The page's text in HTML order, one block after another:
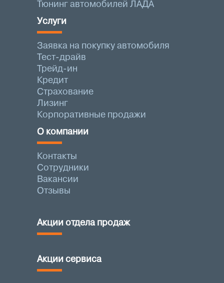
Тюнинг автомобилей ЛАДА
Услуги
Заявка на покупку автомобиля
Тест-драйв
Трейд-ин
Кредит
Страхование
Лизинг
Корпоративные продажи
О компании
Контакты
Сотрудники
Вакансии
Отзывы
Акции отдела продаж
Акции сервиса